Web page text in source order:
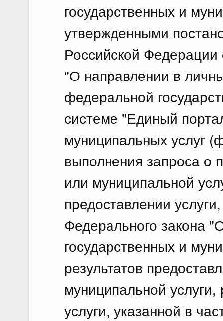
государственных и
утвержденными
Российской
"О направлении в
федеральной
системе "Единый
муниципальных услуг
выполнения запроса о
или муниципальной
предоставлении
Федерального закона
государственных и
результатов
муниципальной услуги,
услуги, указанной в